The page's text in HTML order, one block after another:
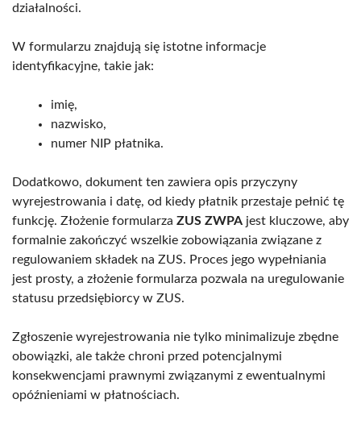
działalności.
W formularzu znajdują się istotne informacje
identyfikacyjne, takie jak:
imię,
nazwisko,
numer NIP płatnika.
Dodatkowo, dokument ten zawiera opis przyczyny
wyrejestrowania i datę, od kiedy płatnik przestaje pełnić tę
funkcję. Złożenie formularza ZUS ZWPA jest kluczowe, aby
formalnie zakończyć wszelkie zobowiązania związane z
regulowaniem składek na ZUS. Proces jego wypełniania
jest prosty, a złożenie formularza pozwala na uregulowanie
statusu przedsiębiorcy w ZUS.
Zgłoszenie wyrejestrowania nie tylko minimalizuje zbędne
obowiązki, ale także chroni przed potencjalnymi
konsekwencjami prawnymi związanymi z ewentualnymi
opóźnieniami w płatnościach.